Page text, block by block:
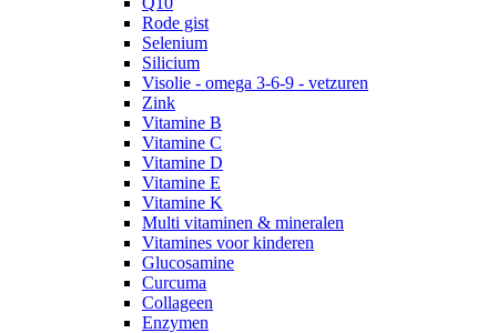
Rode gist
Selenium
Silicium
Visolie - omega 3-6-9 - vetzuren
Zink
Vitamine B
Vitamine C
Vitamine D
Vitamine E
Vitamine K
Multi vitaminen & mineralen
Vitamines voor kinderen
Glucosamine
Curcuma
Collageen
Enzymen